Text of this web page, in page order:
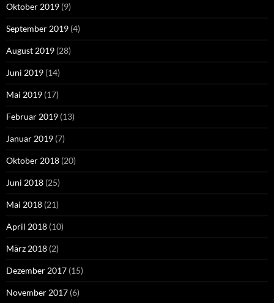
Oktober 2019 (9)
September 2019 (4)
August 2019 (28)
Juni 2019 (14)
Mai 2019 (17)
Februar 2019 (13)
Januar 2019 (7)
Oktober 2018 (20)
Juni 2018 (25)
Mai 2018 (21)
April 2018 (10)
März 2018 (2)
Dezember 2017 (15)
November 2017 (6)